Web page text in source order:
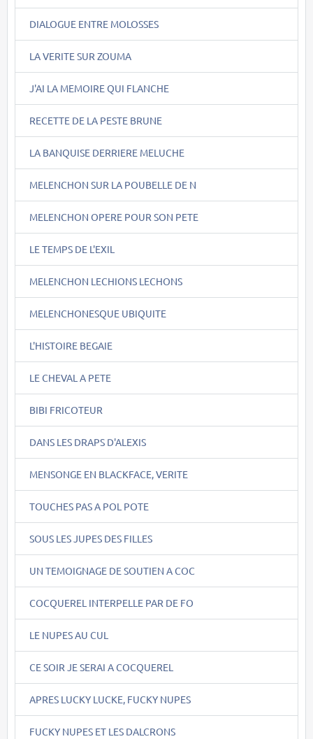
DIALOGUE ENTRE MOLOSSES
LA VERITE SUR ZOUMA
J'AI LA MEMOIRE QUI FLANCHE
RECETTE DE LA PESTE BRUNE
LA BANQUISE DERRIERE MELUCHE
MELENCHON SUR LA POUBELLE DE N
MELENCHON OPERE POUR SON PETE
LE TEMPS DE L'EXIL
MELENCHON LECHIONS LECHONS
MELENCHONESQUE UBIQUITE
L'HISTOIRE BEGAIE
LE CHEVAL A PETE
BIBI FRICOTEUR
DANS LES DRAPS D'ALEXIS
MENSONGE EN BLACKFACE, VERITE
TOUCHES PAS A POL POTE
SOUS LES JUPES DES FILLES
UN TEMOIGNAGE DE SOUTIEN A COC
COCQUEREL INTERPELLE PAR DE FO
LE NUPES AU CUL
CE SOIR JE SERAI A COCQUEREL
APRES LUCKY LUCKE, FUCKY NUPES
FUCKY NUPES ET LES DALCRONS